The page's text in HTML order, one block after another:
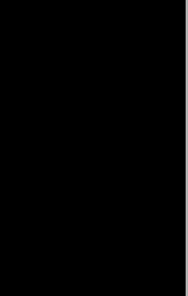
de
se
general
en el
esfuerzo
de sus
un